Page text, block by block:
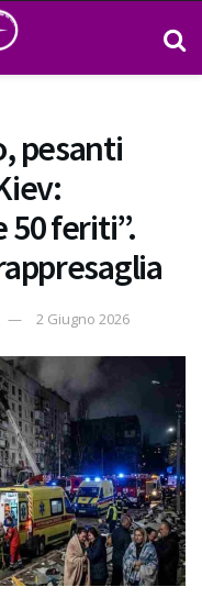
pesanti
feriti”.
2 Giugno 2026